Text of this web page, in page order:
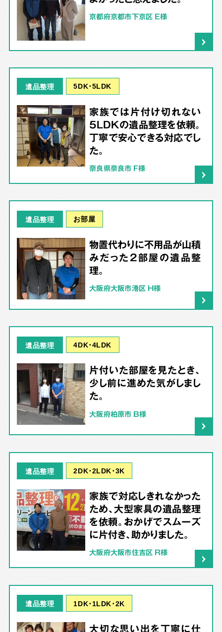
京都府京都市下京区 E様
遺品整理 5DK･5LDK
家族では片付け切れない
5LDKの遺品整理を依頼。
丁寧で安心できる対応でし
た。
奈良県奈良市 F様
遺品整理 お部屋
物置代わりに不用品が山積
みだった2部屋の遺品整
理。
大阪府大阪市港区 H様
遺品整理 4DK･4LDK
片付いた部屋を見たとき、
少し前に進めた気がしまし
た。
大阪府柏原市 B様
遺品整理 2DK･2LDK･3K
家族で対応しきれなかった
ため、大型家具の遺品整理
を依頼。おかげでスムーズ
に片付き、助かりました。
大阪府大阪市住吉区 R様
遺品整理 1DK･1LDK･2K
大切な思い出を丁寧に仕